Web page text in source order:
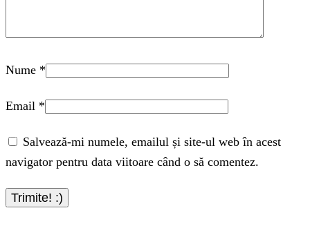
Nume *
Email *
Salvează-mi numele, emailul și site-ul web în acest
navigator pentru data viitoare când o să comentez.